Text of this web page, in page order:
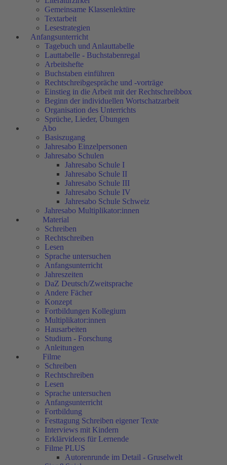
Gemeinsame Klassenlektüre
Textarbeit
Lesestrategien
Anfangsunterricht
Tagebuch und Anlauttabelle
Lauttabelle - Buchstabenregal
Arbeitshefte
Buchstaben einführen
Rechtschreibgespräche und -vorträge
Einstieg in die Arbeit mit der Rechtschreibbox
Beginn der individuellen Wortschatzarbeit
Organisation des Unterrichts
Sprüche, Lieder, Übungen
Abo
Basiszugang
Jahresabo Einzelpersonen
Jahresabo Schulen
Jahresabo Schule I
Jahresabo Schule II
Jahresabo Schule III
Jahresabo Schule IV
Jahresabo Schule Schweiz
Jahresabo Multiplikator:innen
Material
Schreiben
Rechtschreiben
Lesen
Sprache untersuchen
Anfangsunterricht
Jahreszeiten
DaZ Deutsch/Zweitsprache
Andere Fächer
Konzept
Fortbildungen Kollegium
Multiplikator:innen
Hausarbeiten
Studium - Forschung
Anleitungen
Filme
Schreiben
Rechtschreiben
Lesen
Sprache untersuchen
Anfangsunterricht
Fortbildung
Festtagung Schreiben eigener Texte
Interviews mit Kindern
Erklärvideos für Lernende
Filme PLUS
Autorenrunde im Detail - Gruselwelt